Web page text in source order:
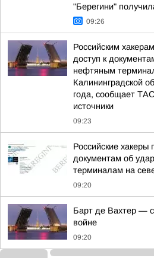
"Берегини"
09:26
Российским
доступ к
нефтяным
Калининградской
года, сообщает
источники
09:23
Российские хакеры
документам об
терминалам на
09:20
Барт де Вахтер —
войне
09:20